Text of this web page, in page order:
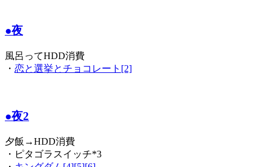
●夜
風呂ってHDD消費
・ 恋と選挙とチョコレート[2]
●夜2
夕飯→HDD消費
・ピタゴラスイッチ*3